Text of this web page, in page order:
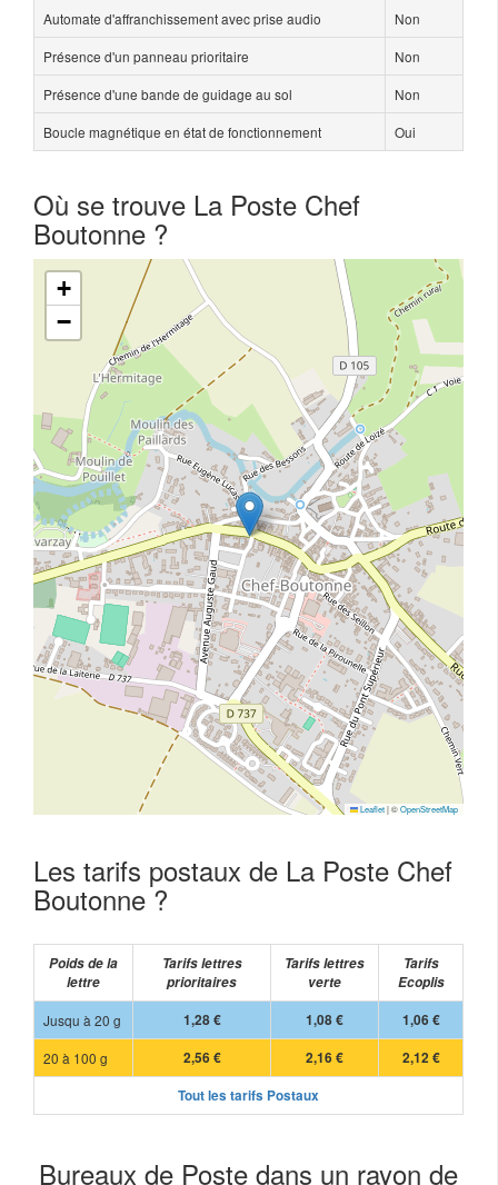
Automate d'affranchissement avec prise audio
Non
Présence d'un panneau prioritaire
Non
Présence d'une bande de guidage au sol
Non
Boucle magnétique en état de fonctionnement
Oui
Où se trouve La Poste Chef
Boutonne ?
+
−
Leaflet|©OpenStreetMap
Les tarifs postaux de La Poste Chef
Boutonne ?
Poids de la
lettre
Tarifs lettres
prioritaires
Tarifs lettres
verte
Tarifs
Ecoplis
Jusqu à 20 g
1,28 € 1,08 €
1,06 €
20 à 100 g
2,56 € 2,16 €
2,12 €
Tout les tarifs Postaux
Bureaux de Poste dans un rayon de